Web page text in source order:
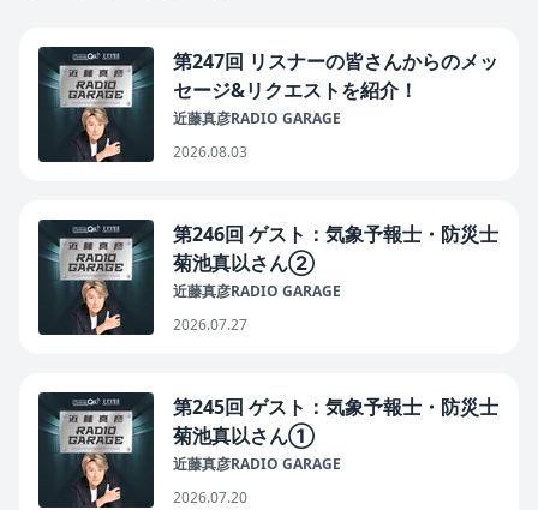
第247回 リスナーの皆さんからのメッ
セージ&リクエストを紹介！
近藤真彦RADIO GARAGE
2026.08.03
第246回 ゲスト：気象予報士・防災士
菊池真以さん②
近藤真彦RADIO GARAGE
2026.07.27
第245回 ゲスト：気象予報士・防災士
菊池真以さん①
近藤真彦RADIO GARAGE
2026.07.20